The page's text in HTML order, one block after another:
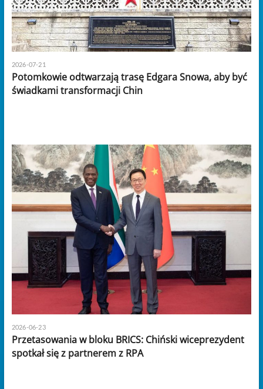
2026-07-21
Potomkowie odtwarzają trasę Edgara Snowa, aby być
świadkami transformacji Chin
2026-06-23
Przetasowania w bloku BRICS: Chiński wiceprezydent
spotkał się z partnerem z RPA